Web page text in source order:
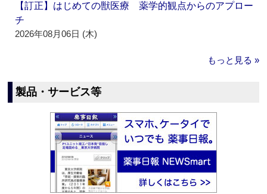
【訂正】はじめての獣医療 薬学的観点からのアプロー
チ
2026年08月06日 (木)
もっと見る »
製品・サービス等